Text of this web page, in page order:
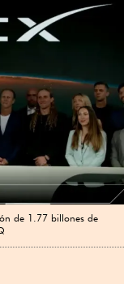
de 1.77 billones de